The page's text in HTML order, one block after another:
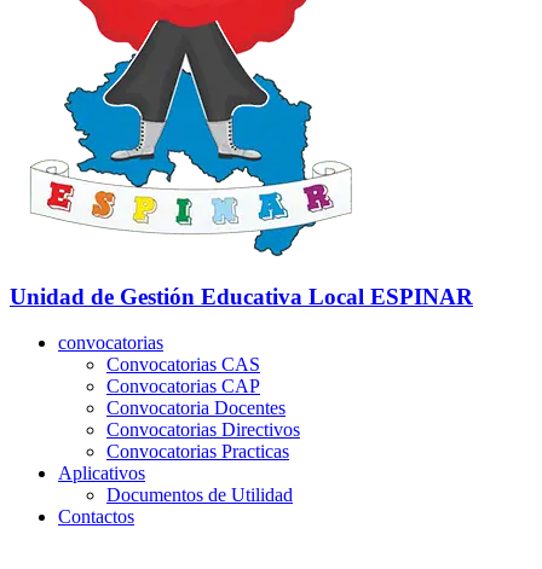
Unidad de Gestión Educativa Local ESPINAR
convocatorias
Convocatorias CAS
Convocatorias CAP
Convocatoria Docentes
Convocatorias Directivos
Convocatorias Practicas
Aplicativos
Documentos de Utilidad
Contactos